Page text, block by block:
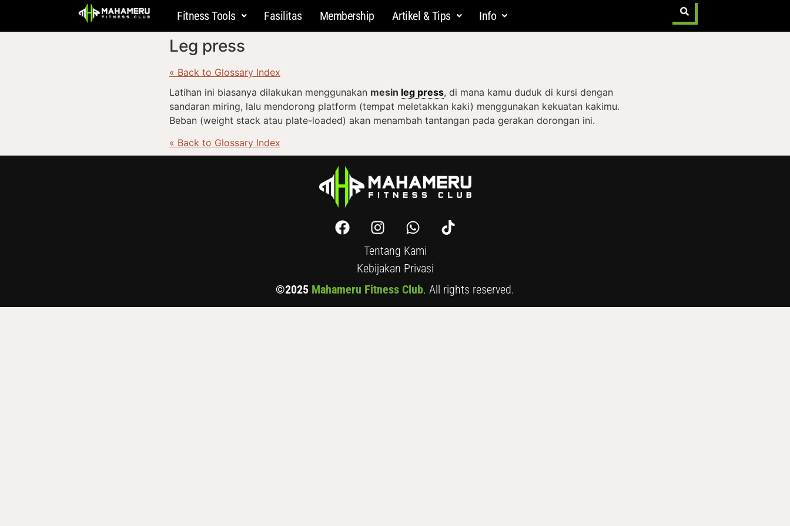
Fitness Tools Fasilitas Membership Artikel & Tips Info
Leg press
« Back to Glossary Index
Latihan ini biasanya dilakukan menggunakan mesin leg press, di mana kamu duduk di kursi dengan
sandaran miring, lalu mendorong platform (tempat meletakkan kaki) menggunakan kekuatan kakimu.
Beban (weight stack atau plate-loaded) akan menambah tantangan pada gerakan dorongan ini.
« Back to Glossary Index
Tentang Kami
Kebijakan Privasi
©2025 Mahameru Fitness Club. All rights reserved.